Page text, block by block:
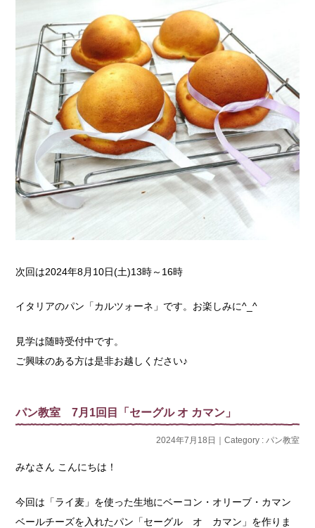
次回は2024年8月10日(土)13時～16時
イタリアのパン「カルツォーネ」です。お楽しみに^_^
見学は随時受付中です。
ご興味のある方は是非お越しください♪
パン教室 7月1回目「セーグル オ カマン」
2024年7月18日｜Category : パン教室
みなさん こんにちは！
今回は「ライ麦」を使った生地にベーコン・オリーブ・カマン
ベールチーズを入れたパン「セーグル オ カマン」を作りま